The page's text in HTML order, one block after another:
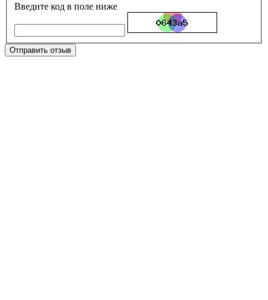
Введите код в поле ниже
Отправить отзыв